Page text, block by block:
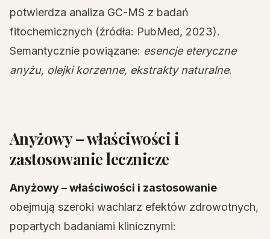
potwierdza analiza GC-MS z badań
fitochemicznych (źródła: PubMed, 2023).
Semantycznie powiązane: esencje eteryczne
anyżu, olejki korzenne, ekstrakty naturalne.
Anyżowy – właściwości i
zastosowanie lecznicze
Anyżowy – właściwości i zastosowanie
obejmują szeroki wachlarz efektów zdrowotnych,
popartych badaniami klinicznymi: